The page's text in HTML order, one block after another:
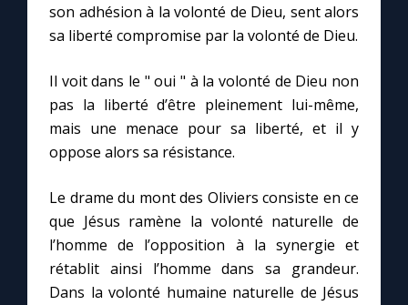
son adhésion à la volonté de Dieu, sent alors
sa liberté compromise par la volonté de Dieu.
Il voit dans le " oui " à la volonté de Dieu non
pas la liberté d’être pleinement lui-même,
mais une menace pour sa liberté, et il y
oppose alors sa résistance.
Le drame du mont des Oliviers consiste en ce
que Jésus ramène la volonté naturelle de
l’homme de l’opposition à la synergie et
rétablit ainsi l’homme dans sa grandeur.
Dans la volonté humaine naturelle de Jésus